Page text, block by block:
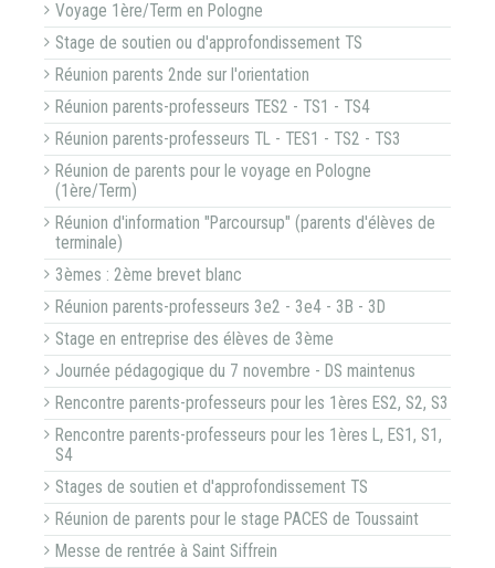
Voyage 1ère/Term en Pologne
Stage de soutien ou d'approfondissement TS
Réunion parents 2nde sur l'orientation
Réunion parents-professeurs TES2 - TS1 - TS4
Réunion parents-professeurs TL - TES1 - TS2 - TS3
Réunion de parents pour le voyage en Pologne
(1ère/Term)
Réunion d'information "Parcoursup" (parents d'élèves de
terminale)
3èmes : 2ème brevet blanc
Réunion parents-professeurs 3e2 - 3e4 - 3B - 3D
Stage en entreprise des élèves de 3ème
Journée pédagogique du 7 novembre - DS maintenus
Rencontre parents-professeurs pour les 1ères ES2, S2, S3
Rencontre parents-professeurs pour les 1ères L, ES1, S1,
S4
Stages de soutien et d'approfondissement TS
Réunion de parents pour le stage PACES de Toussaint
Messe de rentrée à Saint Siffrein